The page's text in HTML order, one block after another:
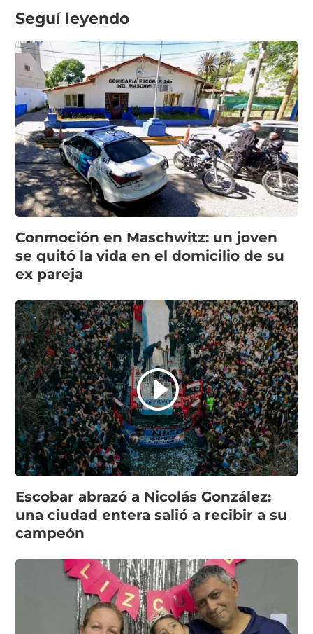
Seguí leyendo
Conmoción en Maschwitz: un joven
se quitó la vida en el domicilio de su
ex pareja
Escobar abrazó a Nicolás González:
una ciudad entera salió a recibir a su
campeón